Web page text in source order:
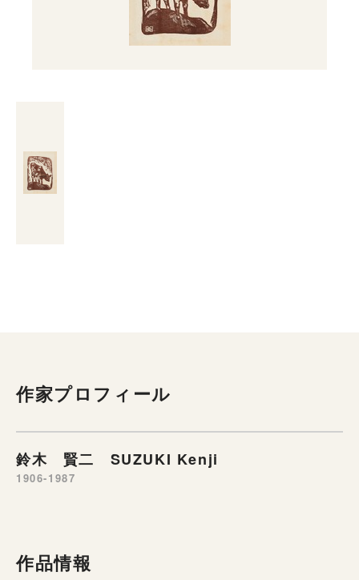
作家プロフィール
鈴木 賢二 SUZUKI Kenji
1906-1987
作品情報